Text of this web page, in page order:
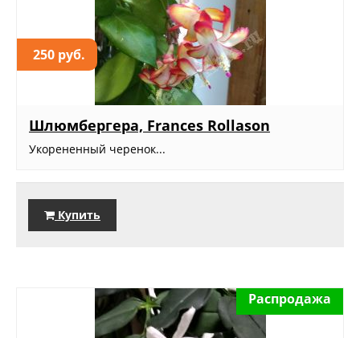
250 руб.
Шлюмбергера, Frances Rollason
Укорененный черенок...
Купить
Распродажа